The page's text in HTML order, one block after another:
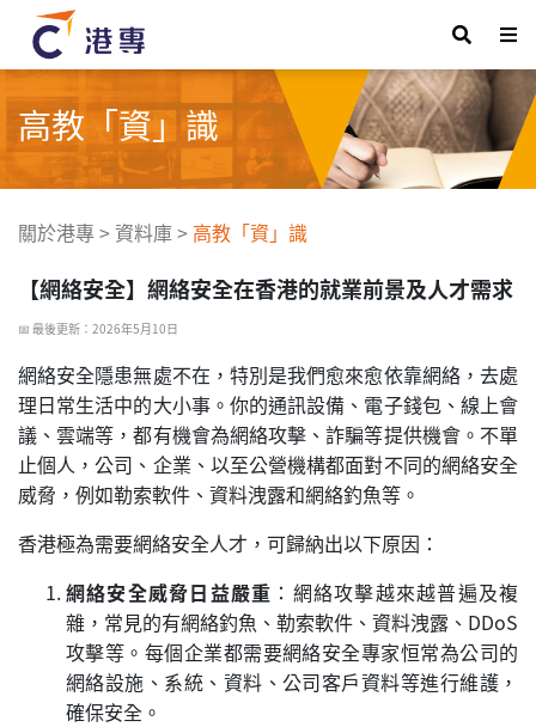
高教「資」識
關於港專>資料庫> 高教「資」識
【網絡安全】網絡安全在香港的就業前景及人才需求
📅 最後更新：2026年5月10日
網絡安全隱患無處不在，特別是我們愈來愈依靠網絡，去處
理日常生活中的大小事。你的通訊設備、電子錢包、線上會
議、雲端等，都有機會為網絡攻擊、詐騙等提供機會。不單
止個人，公司、企業、以至公營機構都面對不同的網絡安全
威脅，例如勒索軟件、資料洩露和網絡釣魚等。
香港極為需要網絡安全人才，可歸納出以下原因：
網絡安全威脅日益嚴重 ：網絡攻擊越來越普遍及複
雜，常見的有網絡釣魚、勒索軟件、資料洩露、DDoS
攻擊等。每個企業都需要網絡安全專家恒常為公司的
網絡設施、系統、資料、公司客戶資料等進行維護，
確保安全。